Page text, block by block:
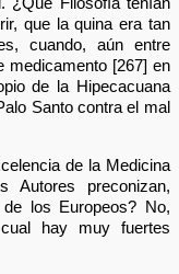
que la quina era tan
cuando, aún entre
medicamento [267] en
de la Hipecacuana
Santo contra el mal
de la Medicina
preconizan,
los Europeos? No,
hay muy fuertes